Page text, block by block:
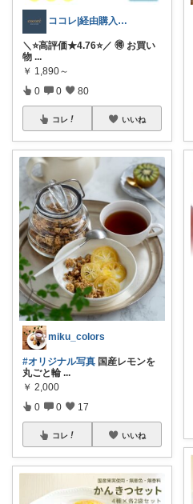
ココレ|経由購入ありがとうございます🌷
＼⭐️高評価★4.76⭐️／ 🉐 お買い
物 ...
￥ 1,890～
0 0 80
コレ いいね
miku_colors
#オリジナル写真 国産レモンを
丸ごと輪 ...
￥ 2,000
0 0 17
コレ いいね